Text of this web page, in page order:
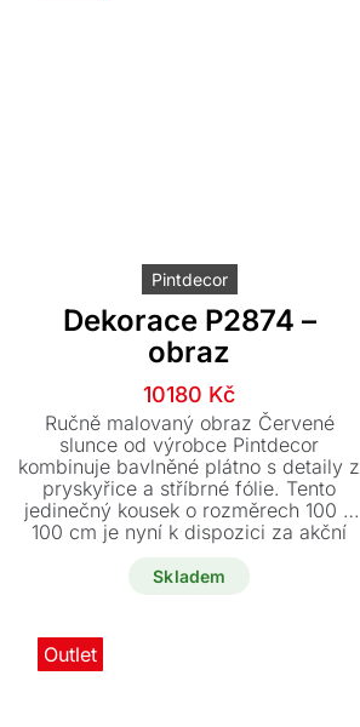
Pintdecor
Dekorace P2874 –
obraz
Původní
cena
byla:
11970 Kč.
10180 Kč
Aktuální
cena
je:
10180 Kč.
Ručně malovaný obraz Červené
slunce od výrobce Pintdecor
kombinuje bavlněné plátno s detaily z
pryskyřice a stříbrné fólie. Tento
jedinečný kousek o rozměrech 100 x
100 cm je nyní k dispozici za akční
Skladem
Outlet